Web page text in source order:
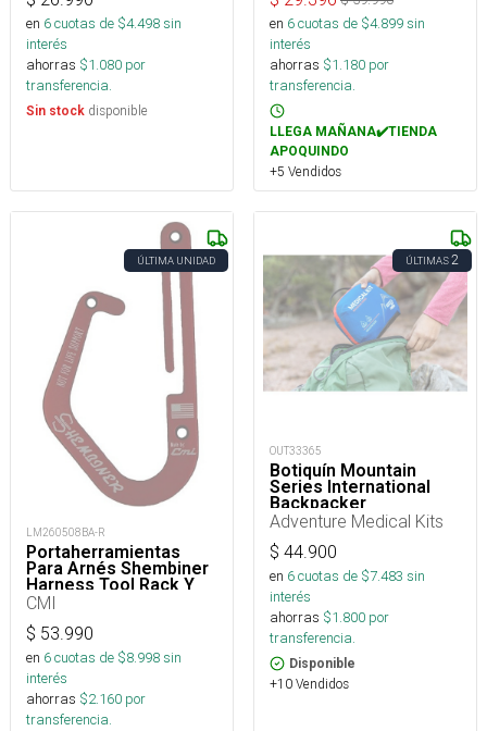
en 6cuotas de $4.498sin
interés
ahorras $1.080 por
transferencia.
Sin stock disponible
en 6cuotas de $4.899sin
interés
ahorras $1.180 por
transferencia.
LLEGA MAÑANA✔️TIENDA
APOQUINDO
+5 Vendidos
ÚLTIMA UNIDAD
LM260508BA-R
Portaherramientas
Para Arnés Shembiner
Harness Tool Rack Y
Arborismo
CMI
$ 53.990
en 6cuotas de $8.998sin
interés
ahorras $2.160 por
transferencia.
ÚLTIMAS2
OUT33365
Botiquín Mountain
Series International
Backpacker
Adventure Medical Kits
$ 44.900
en 6cuotas de $7.483 sin
interés
ahorras $1.800 por
transferencia.
Disponible
+10 Vendidos